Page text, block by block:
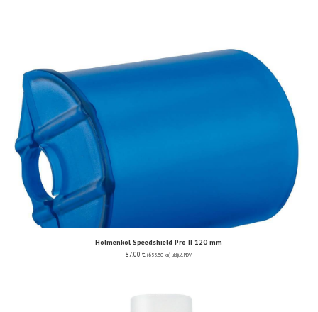
Holmenkol Speedshield Pro II 120 mm
87.00 € (655.50 kn) uključ. PDV